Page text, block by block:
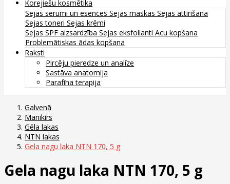
Korejiešu kosmētika
Sejas serumi un esences Sejas maskas Sejas attīrīšana
Sejas toneri Sejas krēmi
Sejas SPF aizsardzība Sejas eksfolianti Acu kopšana
Problemātiskas ādas kopšana
Raksti
Pircēju pieredze un analīze
Sastāva anatomija
Parafīna terapija
Galvenā
Manikīrs
Gēla lakas
NTN lakas
Gela nagu laka NTN 170, 5 g
Gela nagu laka NTN 170, 5 g